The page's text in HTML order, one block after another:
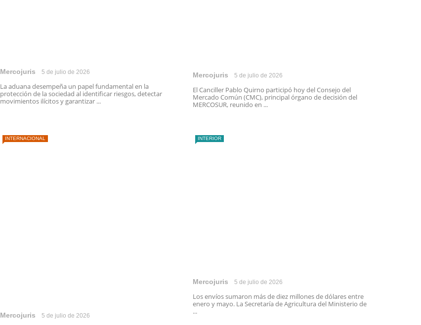
Mercojuris 5 de julio de 2026
La aduana desempeña un papel fundamental en la
protección de la sociedad al identificar riesgos, detectar
movimientos ilícitos y garantizar ...
Mercojuris 5 de julio de 2026
El Canciller Pablo Quirno participó hoy del Consejo del
Mercado Común (CMC), principal órgano de decisión del
MERCOSUR, reunido en ...
INTERNACIONAL
Mercojuris 5 de julio de 2026
INTERIOR
Mercojuris 5 de julio de 2026
Los envíos sumaron más de diez millones de dólares entre
enero y mayo. La Secretaría de Agricultura del Ministerio de
...